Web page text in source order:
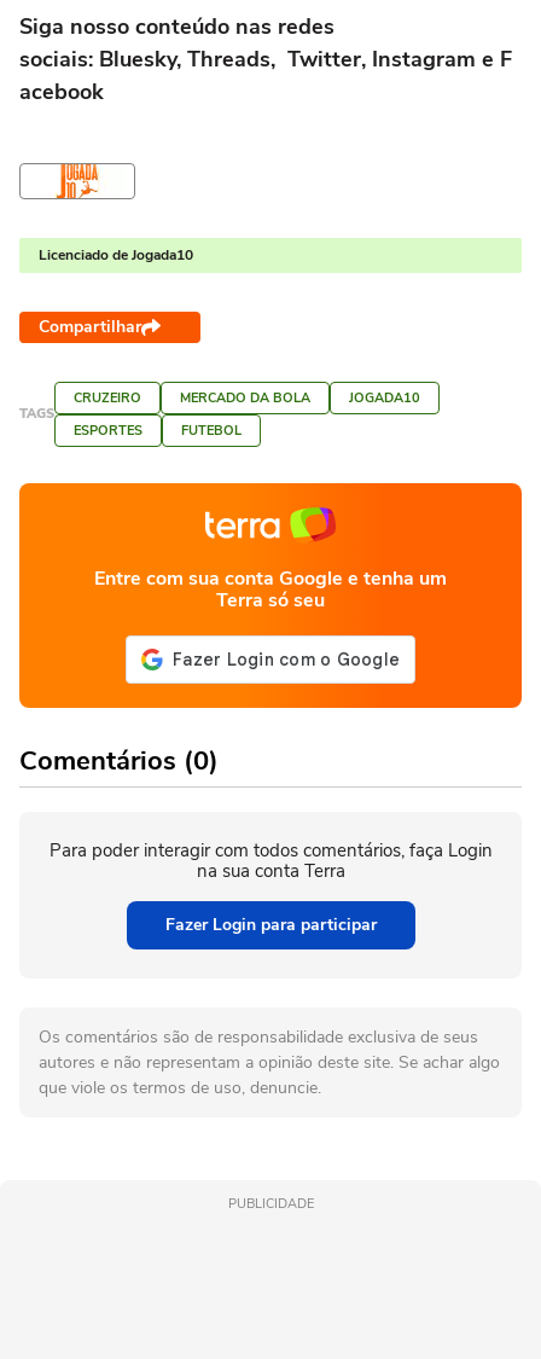
Siga nosso conteúdo nas redes
sociais: Bluesky, Threads, Twitter, Instagram e F
acebook
Licenciado de Jogada10
Compartilhar
TAGS
CRUZEIRO MERCADO DA BOLA
JOGADA10
ESPORTES
FUTEBOL
Entre com sua conta Google e tenha um
Terra só seu
Comentários (0)
Para poder interagir com todos comentários, faça Login
na sua conta Terra
Fazer Login para participar
Os comentários são de responsabilidade exclusiva de seus
autores e não representam a opinião deste site. Se achar algo
que viole os termos de uso, denuncie.
PUBLICIDADE